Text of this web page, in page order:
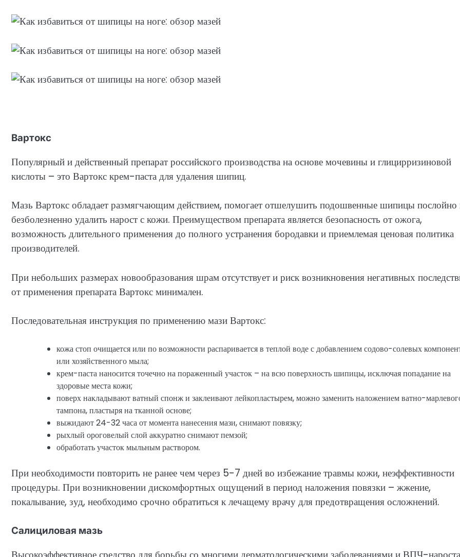
Вартокс
Популярный и действенный препарат российского производства на основе мочевины и глицирризиновой
кислоты – это Вартокс крем-паста для удаления шипиц.
Мазь Вартокс обладает размягчающим действием, помогает отшелушить подошвенные шипицы послойно
безболезненно удалить нарост с кожи. Преимуществом препарата является безопасность от ожога,
возможность длительного применения до полного устранения бородавки и приемлемая ценовая политика
производителей.
При небольших размерах новообразования шрам отсутствует и риск возникновения негативных
от применения препарата Вартокс минимален.
Последовательная инструкция по применению мази Вартокс:
кожа стоп очищается или по возможности распаривается в теплой воде с добавлением содово-солевых
или хозяйственного мыла;
крем-паста наносится точечно на пораженный участок – на всю поверхность шипицы, исключая попадание на
здоровые места кожи;
поверх накладывают ватный спонж и заклеивают лейкопластырем, можно заменить наложением ватно-
тампона, пластыря на тканной основе;
выжидают 24-32 часа от момента нанесения мази, снимают повязку;
рыхлый ороговелый слой аккуратно снимают пемзой;
обработать участок мыльным раствором.
При необходимости повторить не ранее чем через 5-7 дней во избежание травмы кожи, неэффективности
процедуры. При возникновении дискомфортных ощущений в период наложения повязки – жжение,
покалывание, зуд, необходимо срочно обратиться к лечащему врачу для предотвращения осложнений.
Салициловая мазь